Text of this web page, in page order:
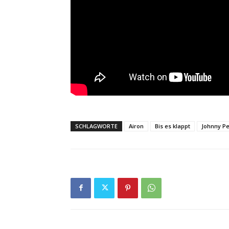
SCHLAGWORTE Airon Bis es klappt Johnny